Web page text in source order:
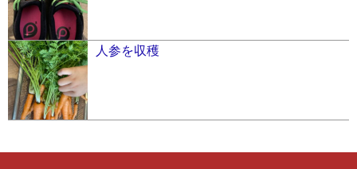
人参を収穫